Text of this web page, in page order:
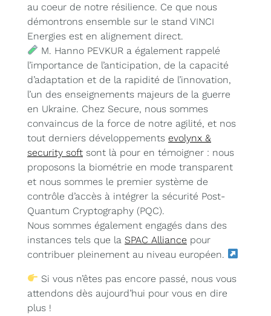
au coeur de notre résilience. Ce que nous
démontrons ensemble sur le stand VINCI
Energies est en alignement direct.
M. Hanno PEVKUR a également rappelé
l’importance de l’anticipation, de la capacité
d’adaptation et de la rapidité de l’innovation,
l’un des enseignements majeurs de la guerre
en Ukraine. Chez Secure, nous sommes
convaincus de la force de notre agilité, et nos
tout derniers développements evolynx &
security soft sont là pour en témoigner : nous
proposons la biométrie en mode transparent
et nous sommes le premier système de
contrôle d’accès à intégrer la sécurité Post-
Quantum Cryptography (PQC).
Nous sommes également engagés dans des
instances tels que la SPAC Alliance pour
contribuer pleinement au niveau européen.
Si vous n’êtes pas encore passé, nous vous
attendons dès aujourd’hui pour vous en dire
plus !